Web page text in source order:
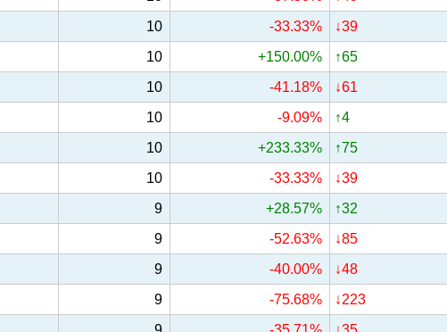
10 -33.33%
↓39
10 +150.00%
↑65
10 -41.18%
↓61
10 -9.09%
↑4
10 +233.33%
↑75
10 -33.33%
↓39
9 +28.57%
↑32
9 -52.63%
↓85
9 -40.00%
↓48
9 -75.68%
↓223